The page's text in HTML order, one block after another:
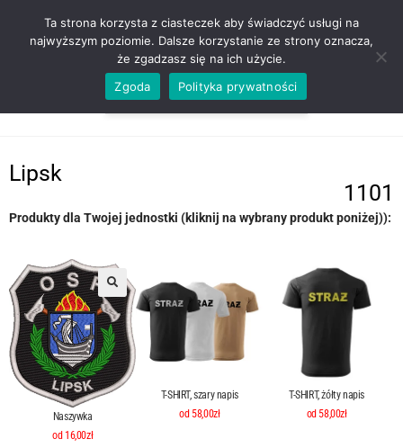
ZADZWOŃ TEL. 600 352 938
Lipsk
1101
Produkty dla Twojej jednostki (kliknij na wybrany produkt poniżej)):
Naszywka
od 16,00zł
T-SHIRT, szary napis
od 58,00zł
T-SHIRT, żółty napis
od 58,00zł
Ta strona korzysta z ciasteczek aby świadczyć usługi na
najwyższym poziomie. Dalsze korzystanie ze strony oznacza,
że zgadzasz się na ich użycie.
Zgoda
Polityka prywatności